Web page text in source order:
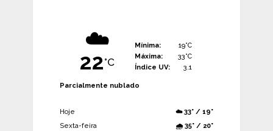
☁️
22°C
Mínima:
19°C
Máxima:
33°C
Índice UV:
3.1
Parcialmente nublado
Hoje
☁️ 33° / 19°
Sexta-feira
🌧️ 35° / 20°